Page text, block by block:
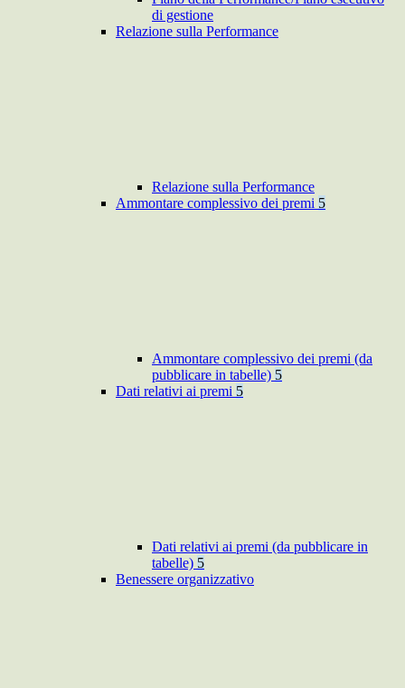
di gestione
Relazione sulla Performance
Relazione sulla Performance
Ammontare complessivo dei premi 5
Ammontare complessivo dei premi (da
pubblicare in tabelle) 5
Dati relativi ai premi 5
Dati relativi ai premi (da pubblicare in
tabelle) 5
Benessere organizzativo